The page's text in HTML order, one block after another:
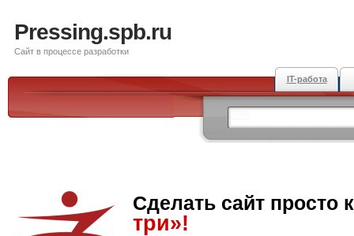
Pressing.spb.ru
Сайт в процессе разработки
IT-работа
Сделать сайт просто
три»!